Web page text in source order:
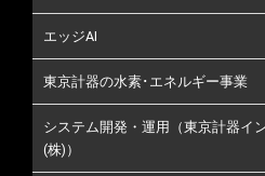
エッジAI
東京計器の水素･エネルギー事業
システム開発・運用（東京計器イ
(株)）